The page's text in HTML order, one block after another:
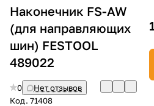
Наконечник FS-AW
(для направляющих
шин) FESTOOL
489022
0
Нет отзывов
Код. 71408
График платежей
Сегодня
25%